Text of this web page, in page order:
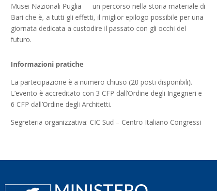
Musei Nazionali Puglia — un percorso nella storia materiale di
Bari che è, a tutti gli effetti, il miglior epilogo possibile per una
giornata dedicata a custodire il passato con gli occhi del
futuro.
Informazioni pratiche
La partecipazione è a numero chiuso (20 posti disponibili).
L’evento è accreditato con 3 CFP dall’Ordine degli Ingegneri e
6 CFP dall’Ordine degli Architetti.
Segreteria organizzativa: CIC Sud – Centro Italiano Congressi